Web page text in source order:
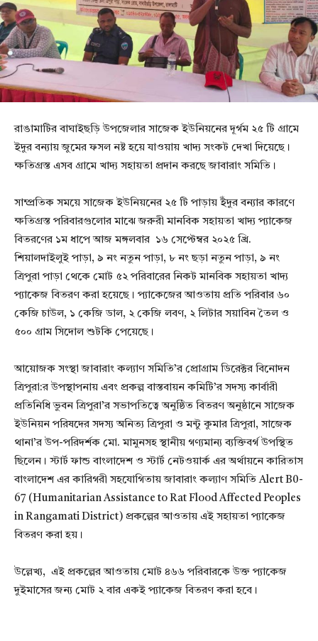
রাঙামাটির বাঘাইছড়ি উপজেলার সাজেক ইউনিয়নের দূর্গম ২৫ টি গ্রামে
ইদুর বন্যায় জুমের ফসল নষ্ট হয়ে যাওয়ায় খাদ্য সংকট দেখা দিয়েছে।
ক্ষতিগ্রস্ত এসব গ্রামে খাদ্য সহায়তা প্রদান করছে জাবারাং সমিতি।
সাম্প্রতিক সময়ে সাজেক ইউনিয়নের ২৫ টি পাড়ায় ইঁদুর বন্যার কারণে
ক্ষতিগ্রস্ত পরিবারগুলোর মাঝে জরুরী মানবিক সহায়তা খাদ্য প্যাকেজ
বিতরণের ১ম ধাপে আজ মঙ্গলবার ১৬ সেপ্টেম্বর ২০২৫ খ্রি.
শিয়ালদাইলুই পাড়া, ৯ নং নতুন পাড়া, ৮ নং ছড়া নতুন পাড়া, ৯ নং
ত্রিপুরা পাড়া থেকে মোট ৫২ পরিবারের নিকট মানবিক সহায়তা খাদ্য
প্যাকেজ বিতরণ করা হয়েছে। প্যাকেজের আওতায় প্রতি পরিবার ৬০
কেজি চাউল, ১ কেজি ডাল, ২ কেজি লবণ, ২ লিটার সয়াবিন তৈল ও
৫০০ গ্রাম সিদোল শুটকি পেয়েছে।
আয়োজক সংস্থা জাবারাং কল্যাণ সমিতি’র প্রোগ্রাম ডিরেক্টর বিনোদন
ত্রিপুরা:র উপস্থাপনায় এবং প্রকল্প বাস্তবায়ন কমিটি’র সদস্য কার্বারী
প্রতিনিধি ভুবন ত্রিপুরা’র সভাপতিত্বে অনুষ্ঠিত বিতরণ অনুষ্ঠানে সাজেক
ইউনিয়ন পরিষদের সদস্য অনিত্য ত্রিপুরা ও মন্টু কুমার ত্রিপুরা, সাজেক
থানা’র উপ-পরিদর্শক মো. মামুনসহ স্থানীয় গণ্যমান্য ব্যক্তিবর্গ উপস্থিত
ছিলেন। স্টার্ট ফান্ড বাংলাদেশ ও স্টার্ট নেটওয়ার্ক এর অর্থায়নে কারিতাস
বাংলাদেশ এর কারিগরী সহযোগিতায় জাবারাং কল্যাণ সমিতি Alert B0-
67 (Humanitarian Assistance to Rat Flood Affected Peoples
in Rangamati District) প্রকল্পের আওতায় এই সহায়তা প্যাকেজ
বিতরণ করা হয়।
উল্লেখ্য, এই প্রকল্পের আওতায় মোট ৪৬৬ পরিবারকে উক্ত প্যাকেজ
দুইমাসের জন্য মোট ২ বার একই প্যাকেজ বিতরণ করা হবে।